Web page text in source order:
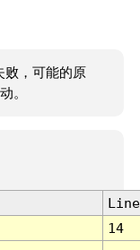
败，可能的原
。
Line
14